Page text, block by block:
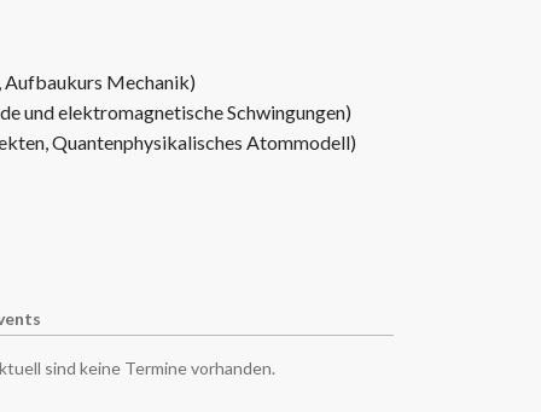
Aufbaukurs Mechanik)
und elektromagnetische Schwingungen)
Quantenphysikalisches Atommodell)
sind keine Termine vorhanden.